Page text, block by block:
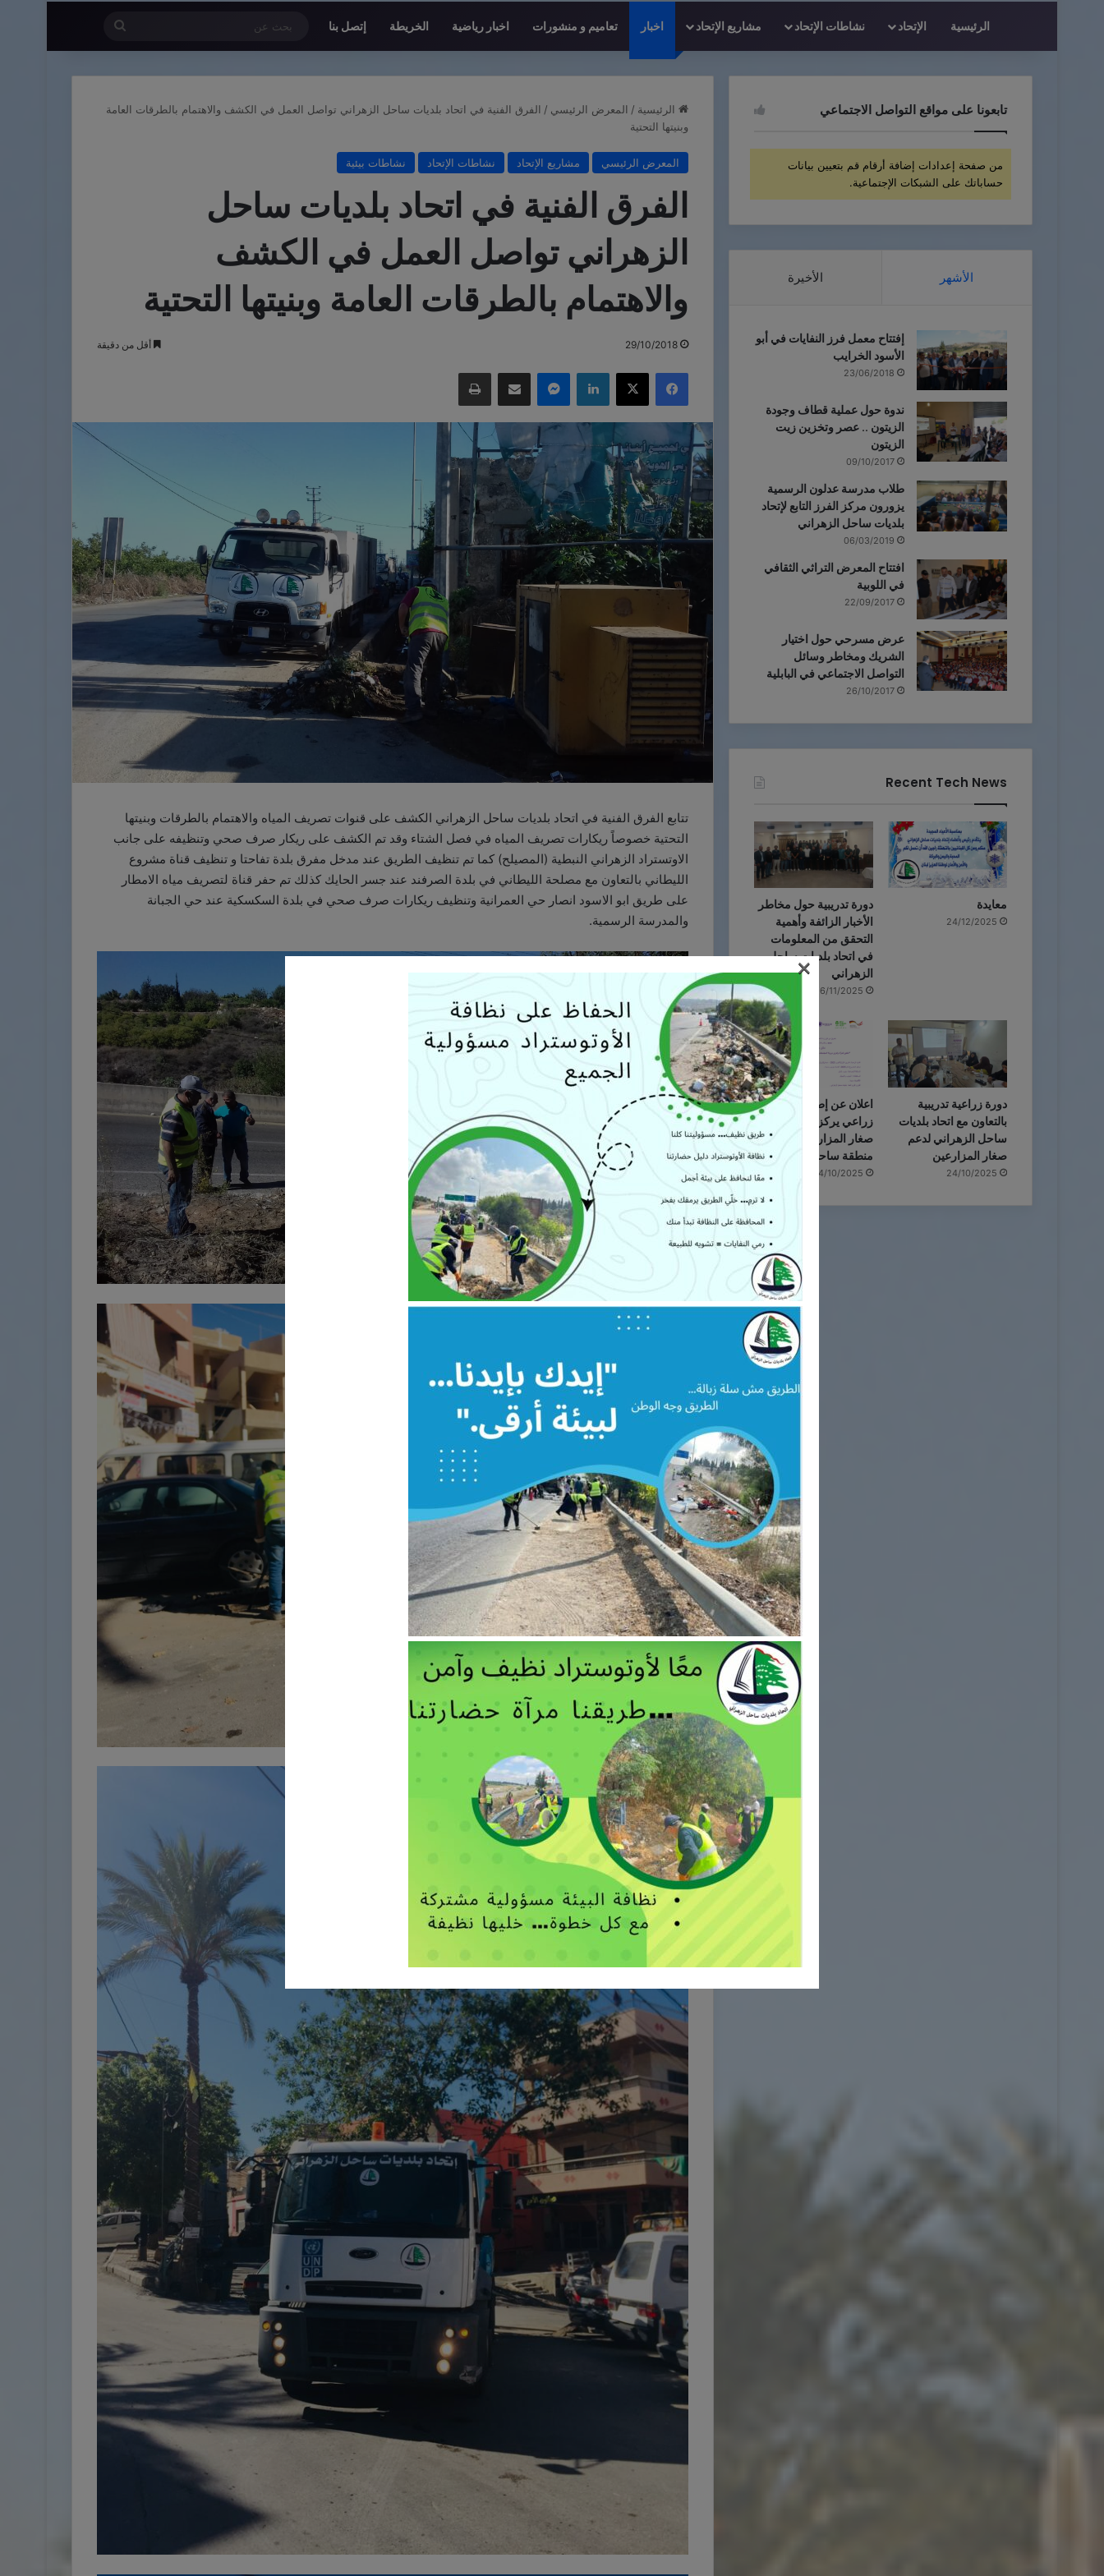
الرئيسية الإتحاد نشاطات الإتحاد مشاريع الإتحاد اخبار تعاميم و منشورات اخبار رياضية الخريطة إتصل بنا
عن
الرئيسية / المعرض الرئيسي / الفرق الفنية في اتحاد بلديات ساحل الزهراني تواصل العمل في الكشف والاهتمام بالطرقات العامة
وبنيتها التحتية
المعرض الرئيسي مشاريع الإتحاد نشاطات الإتحاد نشاطات بيئية
الفرق الفنية في اتحاد بلديات ساحل
الزهراني تواصل العمل في الكشف
والاهتمام بالطرقات العامة وبنيتها التحتية
29/10/2018 أقل من دقيقة
فيسبوك لينكدإن
تتابع الفرق الفنية في اتحاد بلديات ساحل الزهراني الكشف على قنوات تصريف المياه والاهتمام بالطرقات وبنيتها
التحتية خصوصاً ريكارات تصريف المياه في فصل الشتاء وقد تم الكشف على ريكار صرف صحي وتنظيفه على جانب
الاوتستراد الزهراني النبطية (المصيلح) كما تم تنظيف الطريق عند مدخل مفرق بلدة تفاحتا و تنظيف قناة مشروع
الليطاني بالتعاون مع مصلحة الليطاني في بلدة الصرفند عند جسر الحايك كذلك تم حفر قناة لتصريف مياه الامطار
على طريق ابو الاسود انصار حي العمرانية وتنظيف ريكارات صرف صحي في بلدة السكسكية عند حي الجبانة
والمدرسة الرسمية.
تابعونا على مواقع التواصل الاجتماعي
من صفحة إعدادات إضافة أرقام قم بتعيين بيانات
حساباتك على الشبكات الإجتماعية.
الأشهر الأخيرة
إفتتاح معمل فرز النفايات في أبو
الأسود الخرايب
23/06/2018
ندوة حول عملية قطاف وجودة
الزيتون .. عصر وتخزين زيت
الزيتون
09/10/2017
طلاب مدرسة عدلون الرسمية
يزورون مركز الفرز التابع لإتحاد
بلديات ساحل الزهراني
06/03/2019
افتتاح المعرض التراثي الثقافي
في اللوبية
22/09/2017
عرض مسرحي حول اختيار
الشريك ومخاطر وسائل
التواصل الاجتماعي في البابلية
26/10/2017
Recent Tech News
معايدة
24/12/2025
دورة تدريبية حول مخاطر
الأخبار الزائفة وأهمية
التحقق من المعلومات
في اتحاد بلديات ساحل
الزهراني
16/11/2025
دورة زراعية تدريبية
بالتعاون مع اتحاد بلديات
ساحل الزهراني لدعم
صغار المزارعين
24/10/2025
اعلان عن إطلاق مشروع
زراعي یركز على دعم
صغار المزارعین في
منطقة ساحل الزهراني
24/10/2025
×